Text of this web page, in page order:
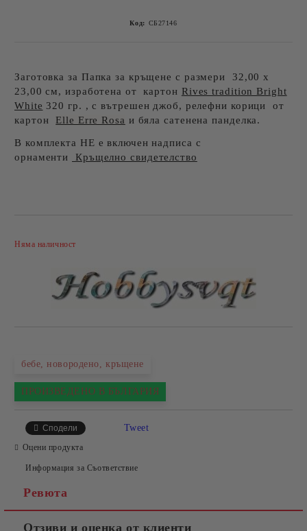
Код: СБ27146
Заготовка за Папка за кръщене с размери 32,00 х
23,00 см, изработена от картон Rives tradition Bright
White 320 гр. , с вътрешен джоб, релефни корици от
картон Elle Erre Rosa и бяла сатенена панделка.
В комплекта НЕ е включен надписа с
орнаменти
Кръщелно свидетелство
Няма наличност
бебе, новородено, кръщене
ПРОИЗВЕДЕНО В БЪЛГАРИЯ
Сподели Tweet
Оцени продукта
Информация за Съответствие
Ревюта
Отзиви и оценка от клиенти